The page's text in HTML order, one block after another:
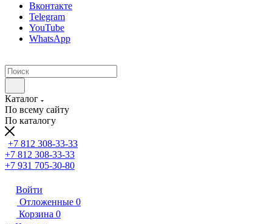
Вконтакте
Telegram
YouTube
WhatsApp
Каталог
По всему сайту
По каталогу
+7 812 308-33-33
+7 812 308-33-33
+7 931 705-30-80
Войти
Отложенные 0
Корзина 0